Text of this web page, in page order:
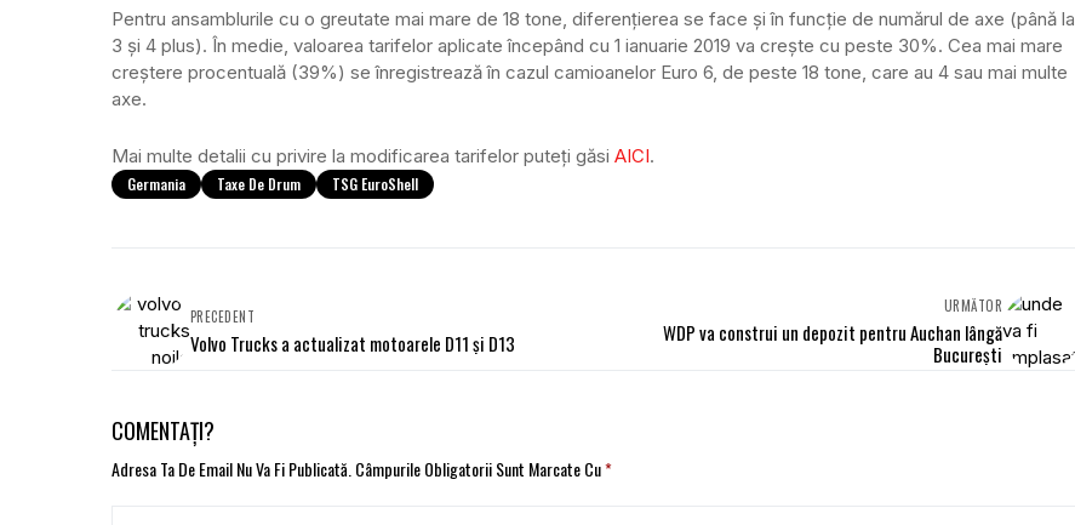
Pentru ansamblurile cu o greutate mai mare de 18 tone, diferențierea se face și în funcție de numărul de axe (până la
3 și 4 plus). În medie, valoarea tarifelor aplicate începând cu 1 ianuarie 2019 va crește cu peste 30%. Cea mai mare
creștere procentuală (39%) se înregistrează în cazul camioanelor Euro 6, de peste 18 tone, care au 4 sau mai multe
axe.
Mai multe detalii cu privire la modificarea tarifelor puteți găsi AICI.
Germania Taxe De Drum TSG EuroShell
PRECEDENT
Volvo Trucks a actualizat motoarele D11 și D13
URMĂTOR
WDP va construi un depozit pentru Auchan lângă
București
COMENTAȚI?
Adresa Ta De Email Nu Va Fi Publicată. Câmpurile Obligatorii Sunt Marcate Cu*